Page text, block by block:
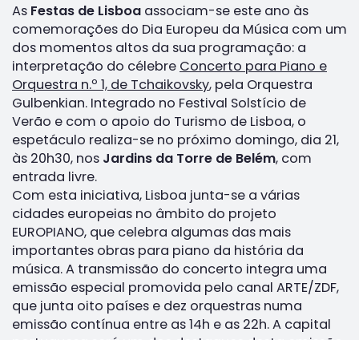
As Festas de Lisboa associam-se este ano às
comemorações do Dia Europeu da Música com um
dos momentos altos da sua programação: a
interpretação do célebre Concerto para Piano e
Orquestra n.º 1, de Tchaikovsky, pela Orquestra
Gulbenkian. Integrado no Festival Solstício de
Verão e com o apoio do Turismo de Lisboa, o
espetáculo realiza-se no próximo domingo, dia 21,
às 20h30, nos Jardins da Torre de Belém, com
entrada livre.
Com esta iniciativa, Lisboa junta-se a várias
cidades europeias no âmbito do projeto
EUROPIANO, que celebra algumas das mais
importantes obras para piano da história da
música. A transmissão do concerto integra uma
emissão especial promovida pelo canal ARTE/ZDF,
que junta oito países e dez orquestras numa
emissão contínua entre as 14h e as 22h. A capital